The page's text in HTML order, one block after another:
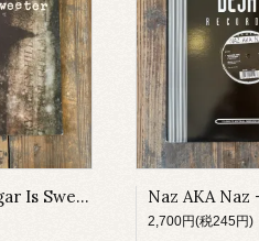
CJ Bolland - Sugar Is Sweeter
2,700円(税245円)